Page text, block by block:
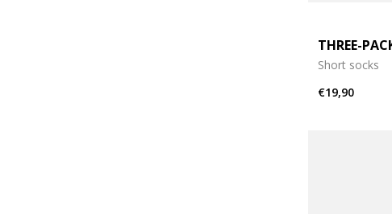
THREE-
Short socks
€19,90